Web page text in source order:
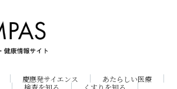
慶應発サイエンス
あたらしい医療